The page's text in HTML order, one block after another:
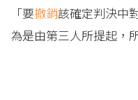
「要撤銷該確定判決中
為是由第三人所提起，